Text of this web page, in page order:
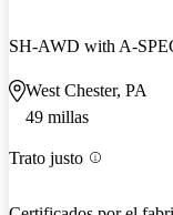
SH-AWD with A-
West Chester, PA
49 millas
Trato justo